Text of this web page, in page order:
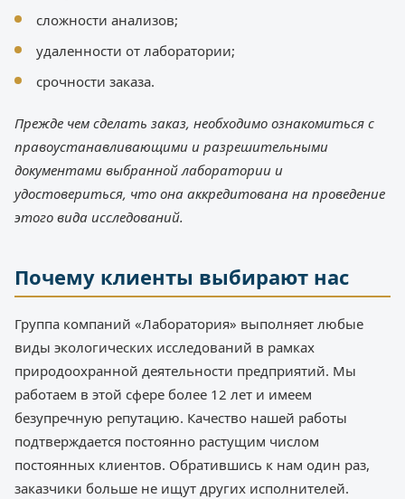
сложности анализов;
удаленности от лаборатории;
срочности заказа.
Прежде чем сделать заказ, необходимо ознакомиться с
правоустанавливающими и разрешительными
документами выбраннойлаборатории и
удостовериться, что она аккредитована на проведение
этого вида исследований.
Почему клиенты выбирают нас
Группа компаний «Лаборатория» выполняет любые
виды экологических исследований в рамках
природоохранной деятельности предприятий. Мы
работаем в этой сфере более 12 лет и имеем
безупречную репутацию. Качество нашей работы
подтверждается постоянно растущим числом
постоянных клиентов. Обратившись к нам один раз,
заказчики больше не ищут других исполнителей.